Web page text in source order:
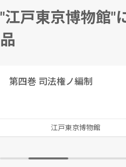
"江戸東京博物館"
品
第四巻 司法権ノ編制
江戸東京博物館